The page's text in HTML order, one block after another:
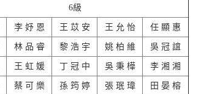
6級
李 妤 恩 王 苡 安 王 允 怡 任 顯 惠
林 品 睿 黎 浩 宇 姚 柏 維 吳 冠 誼
王 虹 媛 丁 冠 中 吳 秉 樺 李 湘 湘
蔡 可 樂 孫 筠 婷 張 珉 瑋 田 晏 榕